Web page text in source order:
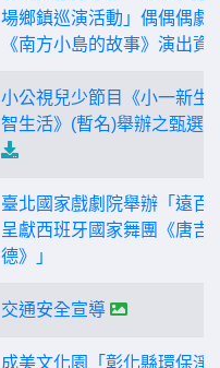
場鄉鎮巡演活動」偶偶偶劇
《南方小島的故事》演出資
小公視兒少節目《小一新生
智生活》(暫名)舉辦之甄選
臺北國家戲劇院舉辦「遠百
呈獻西班牙國家舞團《唐吉
德》」
交通安全宣導
成美文化園「彰化縣環保淨